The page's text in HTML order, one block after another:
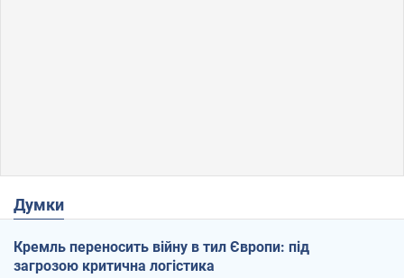
Думки
Кремль переносить війну в тил Європи: під
загрозою критична логістика